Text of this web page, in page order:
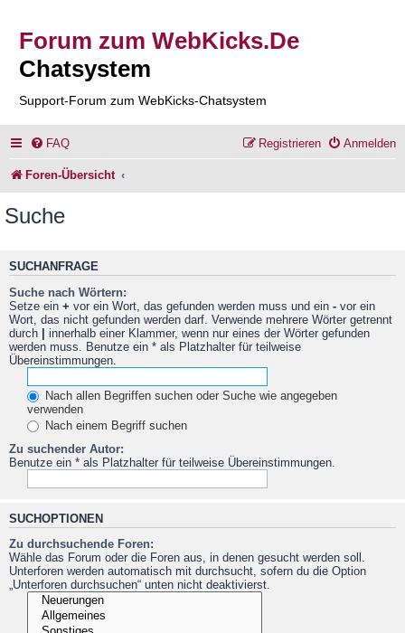
Forum zum WebKicks.De
Chatsystem
Support-Forum zum WebKicks-Chatsystem
FAQ Anmelden
Registrieren
Foren-Übersicht
Suche
SUCHANFRAGE
Suche nach Wörtern:
Setze ein + vor ein Wort, das gefunden werden muss und ein - vor ein
Wort, das nicht gefunden werden darf. Verwende mehrere Wörter getrennt
durch | innerhalb einer Klammer, wenn nur eines der Wörter gefunden
werden muss. Benutze ein * als Platzhalter für teilweise
Übereinstimmungen.
Nach allen Begriffen suchen oder Suche wie angegeben
verwenden
Nach einem Begriff suchen
Zu suchender Autor:
Benutze ein * als Platzhalter für teilweise Übereinstimmungen.
SUCHOPTIONEN
Zu durchsuchende Foren:
Wähle das Forum oder die Foren aus, in denen gesucht werden soll.
Unterforen werden automatisch mit durchsucht, sofern du die Option
„Unterforen durchsuchen“ unten nicht deaktivierst.